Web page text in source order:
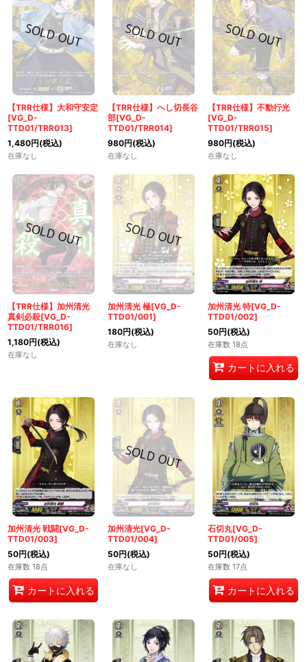
【TRR仕様】大和守安定
[VG_D-
TTD01/TRR013]
1,480円(税込)
在庫なし
【TRR仕様】へし切長谷
部[VG_D-
TTD01/TRR014]
980円(税込)
在庫なし
【TRR仕様】不動行光
[VG_D-
TTD01/TRR015]
980円(税込)
在庫なし
【TRR仕様】加州清光
真剣必殺[VG_D-
TTD01/TRR016]
1,180円(税込)
在庫なし
加州清光 極[VG_D-
TTD01/001]
180円(税込)
在庫なし
加州清光 特[VG_D-
TTD01/002]
50円(税込)
在庫数 18点
カートに入れる
加州清光 戦闘[VG_D-
TTD01/003]
50円(税込)
在庫数 18点
カートに入れる
加州清光[VG_D-
TTD01/004]
50円(税込)
在庫なし
石切丸[VG_D-
TTD01/005]
50円(税込)
在庫数 17点
カートに入れる